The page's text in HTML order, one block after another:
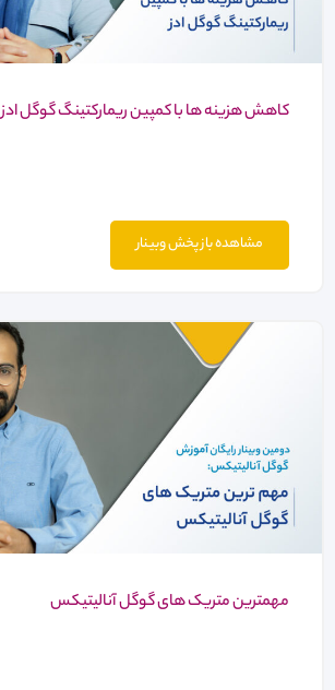
کاهش هزینه ها با کمپین ریمارکتینگ گوگل ادز
مشاهده باز پخش وبینار
مهمترین متریک های گوگل آنالیتیکس